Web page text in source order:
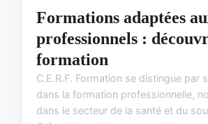
Formations adaptées
professionnels :
formation
C.E.R.F. Formation se distingue par
dans la formation professionnelle,
dans le secteur de la santé et du